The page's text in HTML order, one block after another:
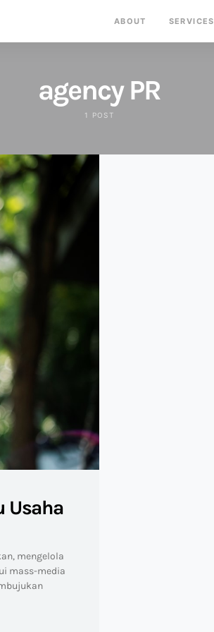
ABOUT SERVICES
agency PR
1 POST
Usaha
mengelola
mass-media